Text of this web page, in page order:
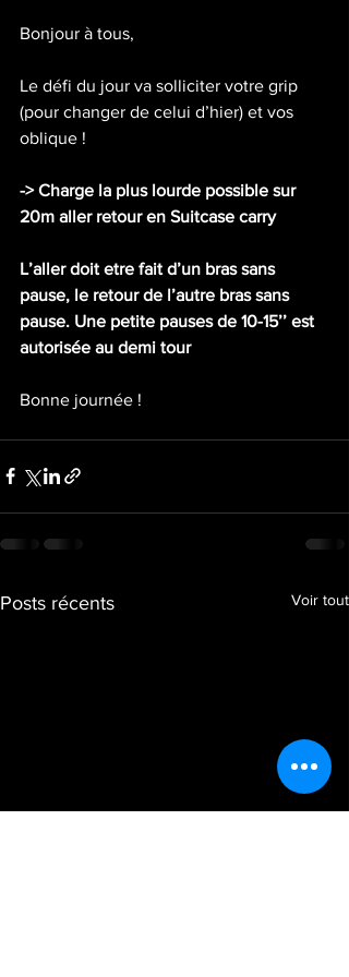
Bonjour à tous,
Le défi du jour va solliciter votre grip
(pour changer de celui d’hier) et vos
oblique !
-> Charge la plus lourde possible sur
20m aller retour en Suitcase carry
L’aller doit etre fait d’un bras sans
pause, le retour de l’autre bras sans
pause. Une petite pauses de 10-15’’ est
autorisée au demi tour
Bonne journée !
Posts récents Voir tout